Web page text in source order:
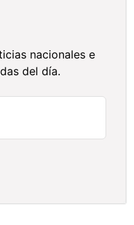
nacionales e
del día.